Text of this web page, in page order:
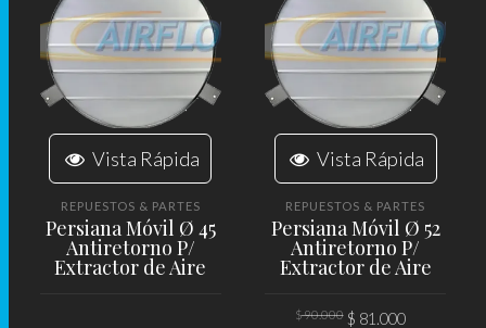
Vista Rápida
REPUESTOS & PARTES
Persiana Móvil Ø 45
Antiretorno P/
Extractor de Aire
Vista Rápida
REPUESTOS & PARTES
Persiana Móvil Ø 52
Antiretorno P/
Extractor de Aire
$90.000 El
precio
$ 81.000